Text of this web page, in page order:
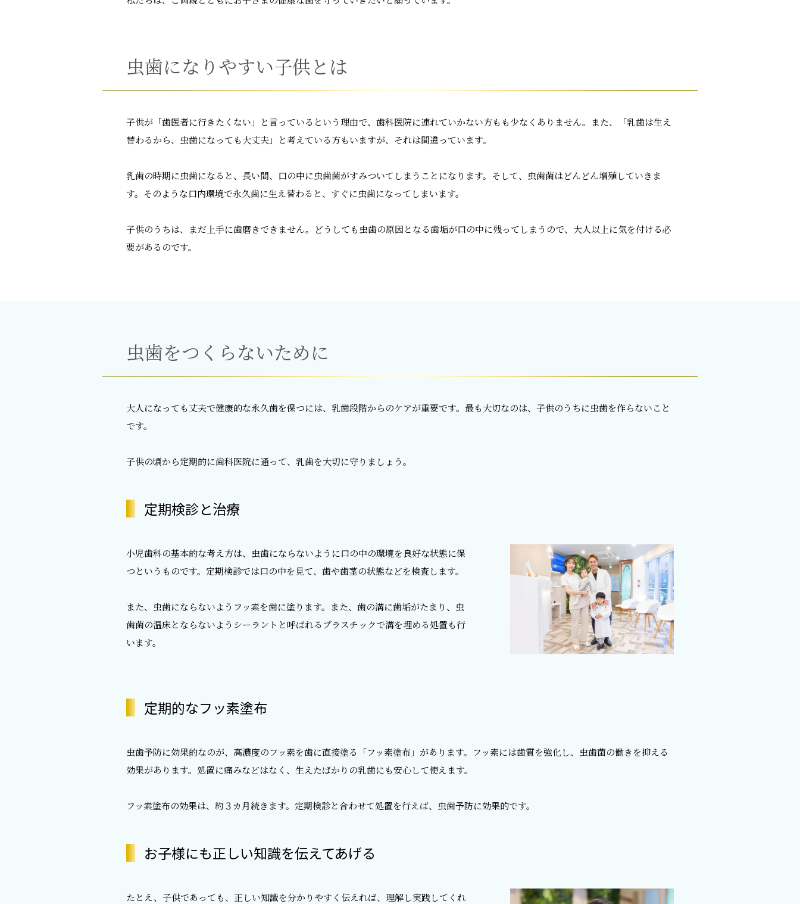
虫歯になりやすい子供とは
子供が「歯医者に行きたくない」と言っているという理由で、歯科医院に連れていかない方もも少なくありません。また、「乳歯は生え
替わるから、虫歯になっても大丈夫」と考えている方もいますが、それは間違っています。
乳歯の時期に虫歯になると、長い間、口の中に虫歯菌がすみついてしまうことになります。そして、虫歯菌はどんどん増殖していきま
す。そのような口内環境で永久歯に生え替わると、すぐに虫歯になってしまいます。
子供のうちは、まだ上手に歯磨きできません。どうしても虫歯の原因となる歯垢が口の中に残ってしまうので、大人以上に気を付ける必
要があるのです。
虫歯をつくらないために
大人になっても丈夫で健康的な永久歯を保つには、乳歯段階からのケアが重要です。最も大切なのは、子供のうちに虫歯を作らないこと
です。
子供の頃から定期的に歯科医院に通って、乳歯を大切に守りましょう。
定期検診と治療
小児歯科の基本的な考え方は、虫歯にならないように口の中の環境を良好な状態に保
つというものです。定期検診では口の中を見て、歯や歯茎の状態などを検査します。
また、虫歯にならないようフッ素を歯に塗ります。また、歯の溝に歯垢がたまり、虫
歯菌の温床とならないようシーラントと呼ばれるプラスチックで溝を埋める処置も行
います。
定期的なフッ素塗布
虫歯予防に効果的なのが、高濃度のフッ素を歯に直接塗る「フッ素塗布」があります。フッ素には歯質を強化し、虫歯菌の働きを抑える
効果があります。処置に痛みなどはなく、生えたばかりの乳歯にも安心して使えます。
フッ素塗布の効果は、約３カ月続きます。定期検診と合わせて処置を行えば、虫歯予防に効果的です。
お子様にも正しい知識を伝えてあげる
たとえ、子供であっても、正しい知識を分かりやすく伝えれば、理解し実践してくれ